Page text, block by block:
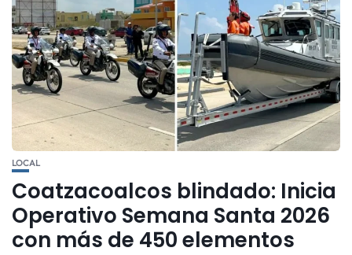
LOCAL
Coatzacoalcos blindado: Inicia
Operativo Semana Santa 2026
con más de 450 elementos